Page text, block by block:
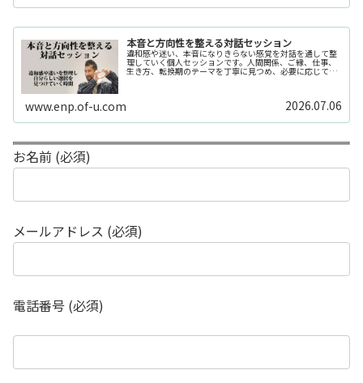
本音と方向性を整える対話セッション
違和感や迷い、本音になりきらない感覚を対話を通して整
理していく個人セッションです。人間関係、ご縁、仕事、
生き方、転換期のテーマを丁寧に見つめ、必要に応じてカ
www.enp.of-u.com 2026.07.06
お名前 (必須)
メールアドレス (必須)
電話番号 (必須)